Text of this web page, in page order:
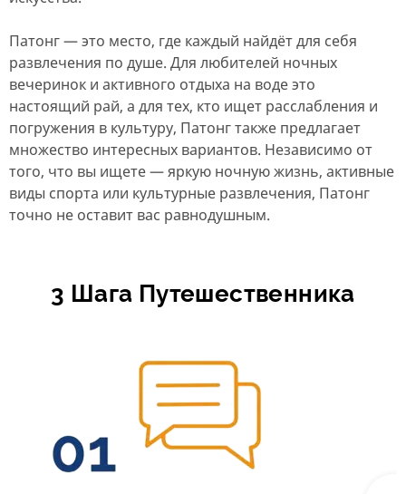
Патонг — это место, где каждый найдёт для себя
развлечения по душе. Для любителей ночных
вечеринок и активного отдыха на воде это
настоящий рай, а для тех, кто ищет расслабления и
погружения в культуру, Патонг также предлагает
множество интересных вариантов. Независимо от
того, что вы ищете — яркую ночную жизнь, активные
виды спорта или культурные развлечения, Патонг
точно не оставит вас равнодушным.
3 Шага Путешественника